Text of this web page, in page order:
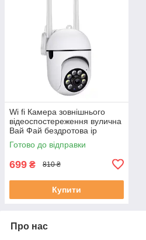
Wi fi Камера зовнішнього
відеоспостереження вулична
Вай Фай бездротова ip
camera Yllot поворотна
Готово до відправки
699 ₴ 810 ₴
Купити
Про нас